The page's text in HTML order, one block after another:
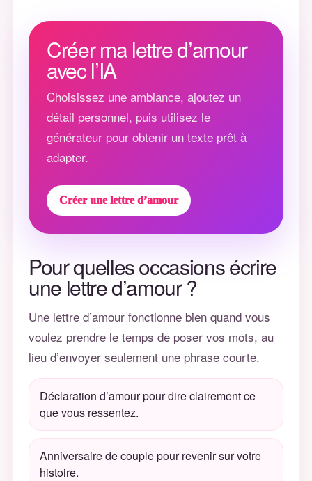
Créer ma lettre d’amour
avec l’IA
Choisissez une ambiance, ajoutez un
détail personnel, puis utilisez le
générateur pour obtenir un texte prêt à
adapter.
Créer une lettre d’amour
Pour quelles occasions écrire
une lettre d’amour ?
Une lettre d’amour fonctionne bien quand vous
voulez prendre le temps de poser vos mots, au
lieu d’envoyer seulement une phrase courte.
Déclaration d’amour pour dire clairement ce
que vous ressentez.
Anniversaire de couple pour revenir sur votre
histoire.